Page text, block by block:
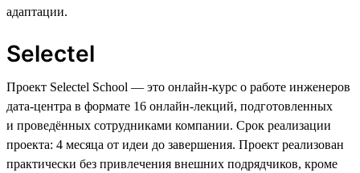
адаптации.
Selectel
Проект Selectel School — это онлайн-курс о работе инженеров
дата-центра в формате 16 онлайн-лекций, подготовленных
и проведённых сотрудниками компании. Срок реализации
проекта: 4 месяца от идеи до завершения. Проект реализован
практически без привлечения внешних подрядчиков, кроме